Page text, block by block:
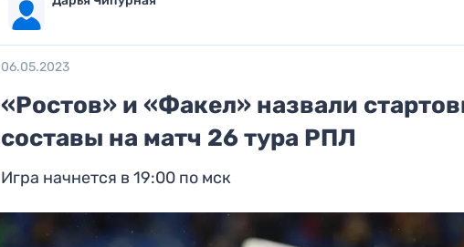
06.05.2023
«Ростов» и «Факел» назвали
составы на матч 26 тура РПЛ
Игра начнется в 19:00 по мск